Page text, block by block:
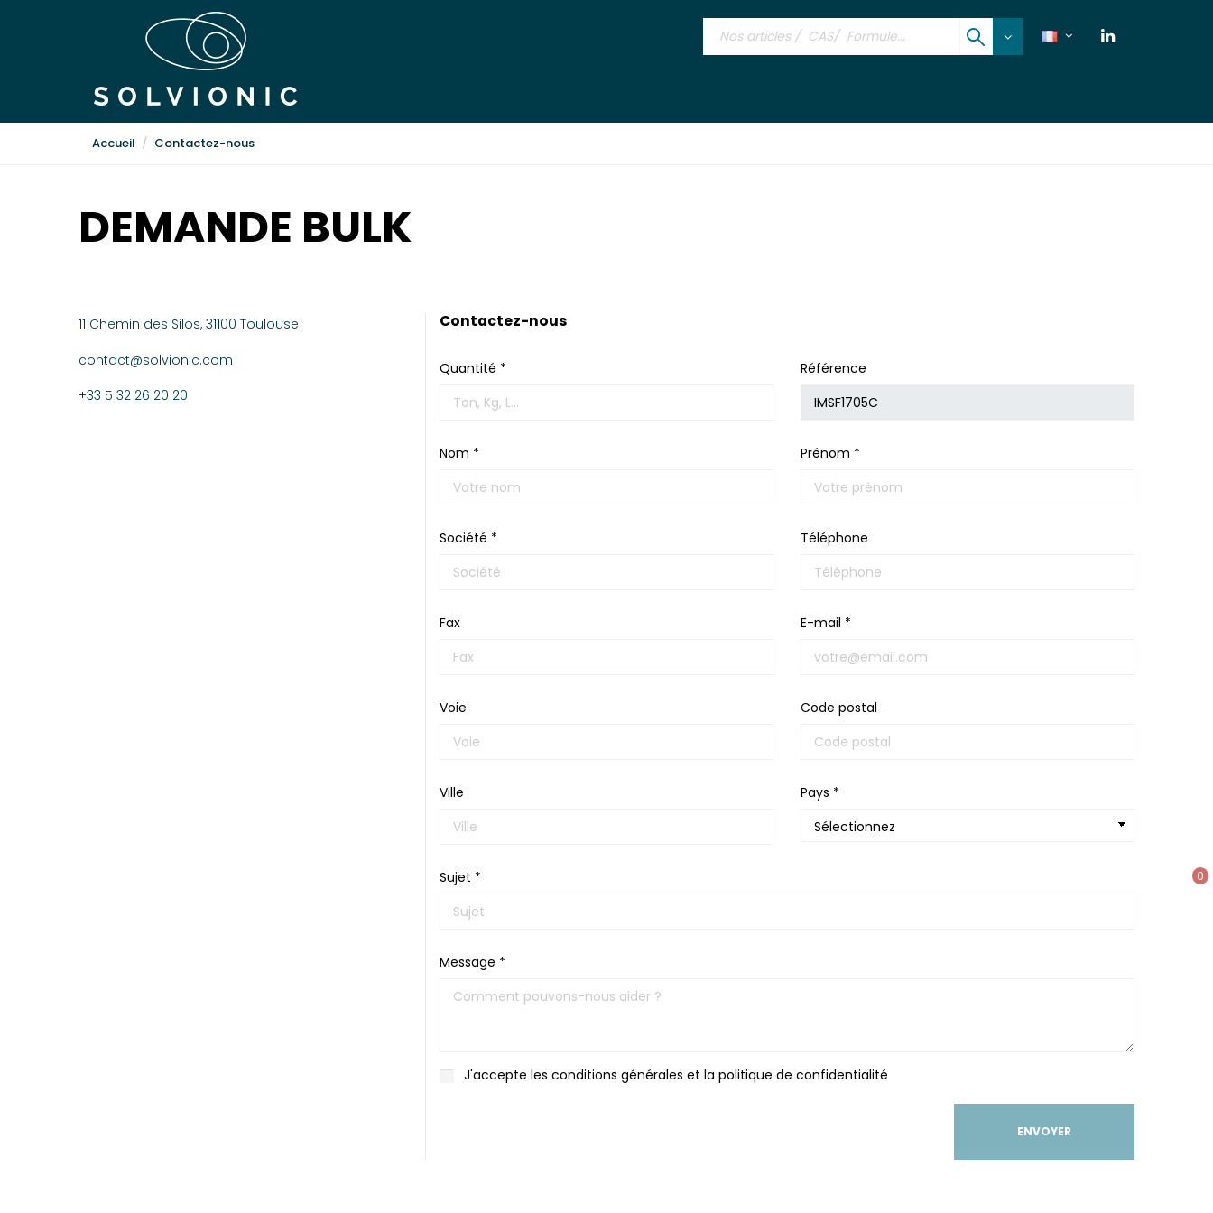
0
Accueil Contactez-nous
DEMANDE BULK
11 Chemin des Silos, 31100 Toulouse
contact@solvionic.com
+33 5 32 26 20 20
Contactez-nous
Quantité * Référence
Nom * Prénom *
Société * Téléphone
Fax E-mail *
Voie Code postal
Ville Pays *
Sujet *
Message *
J'accepte les conditions générales et la politique de confidentialité